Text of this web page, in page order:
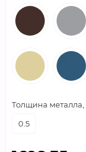
Толщина металла,
0.5